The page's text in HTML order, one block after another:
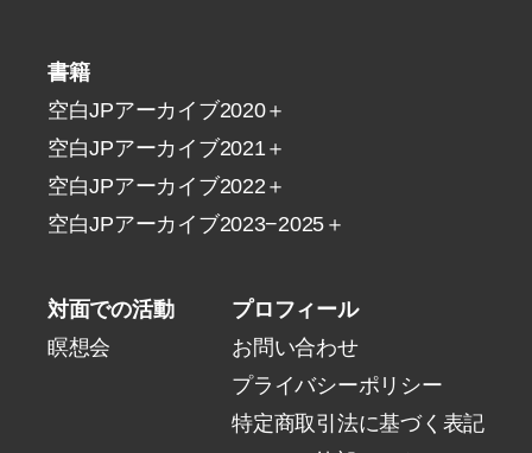
書籍
空白JPアーカイブ2020＋
空白JPアーカイブ2021＋
空白JPアーカイブ2022＋
空白JPアーカイブ2023−2025＋
対面での活動
瞑想会
プロフィール
お問い合わせ
プライバシーポリシー
特定商取引法に基づく表記